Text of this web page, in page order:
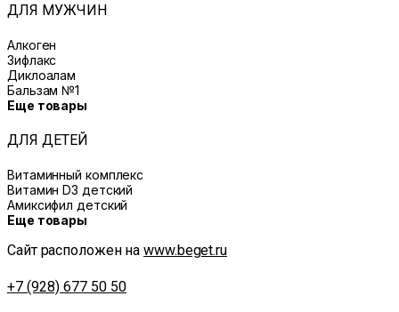
ДЛЯ МУЖЧИН
Алкоген
Зифлакс
Диклоалам
Бальзам №1
Еще товары
ДЛЯ ДЕТЕЙ
Витаминный комплекс
Витамин D3 детский
Амиксифил детский
Еще товары
Сайт расположен наwww.beget.ru
+7 (928) 677 50 50